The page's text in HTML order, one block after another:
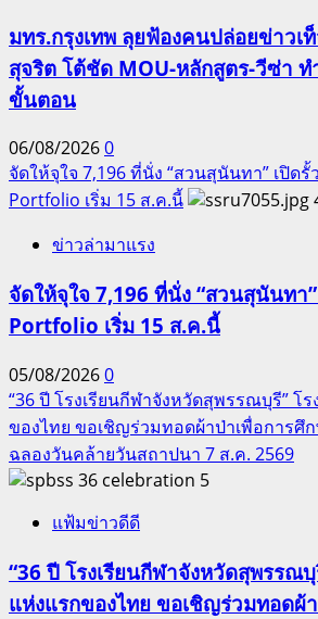
มทร.กรุงเทพ ลุยฟ้องคนปล่อยข่าวเ
สุจริต โต้ชัด MOU-หลักสูตร-วีซ่า
ขั้นตอน
06/08/20260
จัดให้จุใจ 7,196 ที่นั่ง “สวนสุนันทา” เปิดรั้
Portfolio เริ่ม 15 ส.ค.นี้
ข่าวล่ามาแรง
จัดให้จุใจ 7,196 ที่นั่ง “สวนสุนันทา
Portfolio เริ่ม 15 ส.ค.นี้
05/08/20260
“36 ปี โรงเรียนกีฬาจังหวัดสุพรรณบุรี” โ
ของไทย ขอเชิญร่วมทอดผ้าป่าเพื่อการศึ
ฉลองวันคล้ายวันสถาปนา 7 ส.ค. 2569
5
แฟ้มข่าวดีดี
“36 ปี โรงเรียนกีฬาจังหวัดสุพรรณบุ
แห่งแรกของไทย ขอเชิญร่วมทอดผ้